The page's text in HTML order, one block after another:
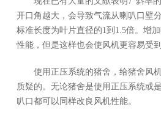
开口角越大，会导致气流从喇叭口壁分
标准长度为叶片直径的1到1.5倍。增
性能，但是这样也会使风机更容易受到
使用正压系统的猪舍，给猪舍风
质疑的。无论猪舍是使用正压系统或
叭口都可以同样改良风机性能。